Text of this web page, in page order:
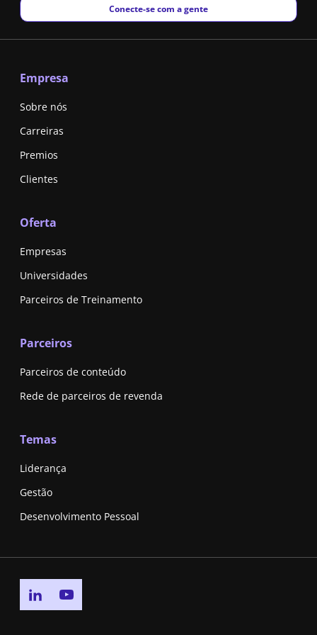
New window
Conecte-se com a gente
Empresa
Sobre nós
Carreiras
Premios
Clientes
Oferta
Empresas
Universidades
Parceiros de Treinamento
Parceiros
Parceiros de conteúdo
Rede de parceiros de revenda
Temas
Liderança
Gestão
Desenvolvimento Pessoal
Go to linkedin page